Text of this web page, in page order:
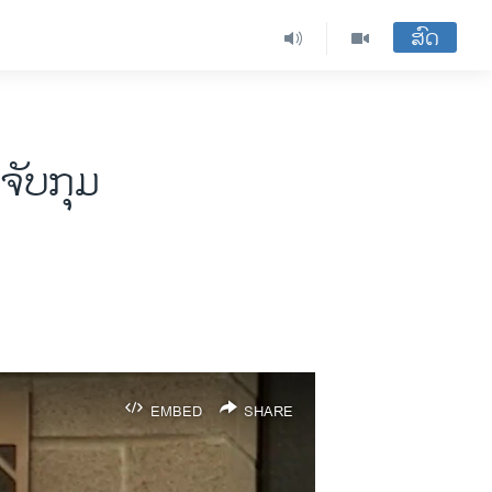
ສົດ
ບກຸມ
EMBED SHARE